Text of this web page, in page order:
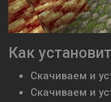
Как
Скачиваем и
Скачиваем и